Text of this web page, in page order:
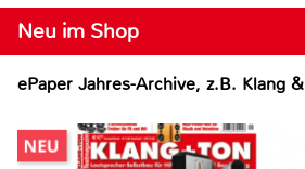
Neu im Shop
ePaper Jahres-Archive, z.B. Klang &